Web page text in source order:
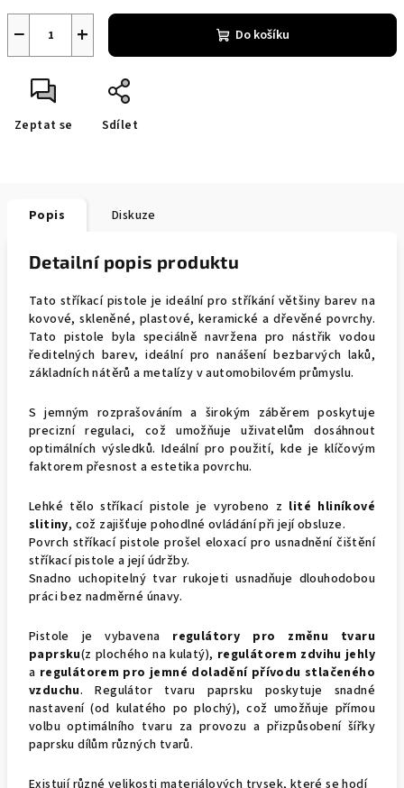
+
− Do košíku
Zeptat se Sdílet
Popis Diskuze
Detailní popis produktu
Tato stříkací pistole je ideální pro stříkání většiny barev na
kovové, skleněné, plastové, keramické a dřevěné povrchy.
Tato pistole byla speciálně navržena pro nástřik vodou
ředitelných barev, ideální pro nanášení bezbarvých laků,
základních nátěrů a metalízy v automobilovém průmyslu.
S jemným rozprašováním a širokým záběrem poskytuje
precizní regulaci, což umožňuje uživatelům dosáhnout
optimálních výsledků. Ideální pro použití, kde je klíčovým
faktorem přesnost a estetika povrchu.
Lehké tělo stříkací pistole je vyrobeno z lité hliníkové
slitiny, což zajišťuje pohodlné ovládání při její obsluze.
Povrch stříkací pistole prošel eloxací pro usnadnění čištění
stříkací pistole a její údržby.
Snadno uchopitelný tvar rukojeti usnadňuje dlouhodobou
práci bez nadměrné únavy.
Pistole je vybavena regulátory pro změnu tvaru
paprsku(z plochého na kulatý), regulátorem zdvihu jehly
a regulátorem pro jemné doladění přívodu stlačeného
vzduchu. Regulátor tvaru paprsku poskytuje snadné
nastavení (od kulatého po plochý), což umožňuje přímou
volbu optimálního tvaru za provozu a přizpůsobení šířky
paprsku dílům různých tvarů.
Existují různé velikosti materiálových trysek, které se hodí